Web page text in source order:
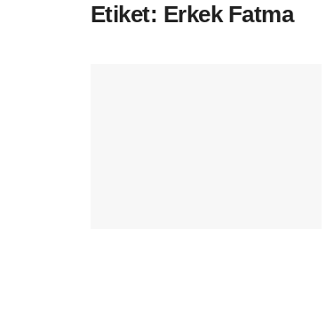
Etiket: Erkek Fatma